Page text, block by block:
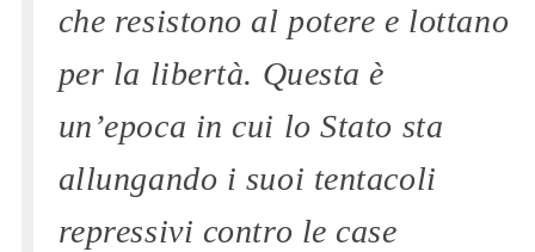
che resistono al potere e lottano
per la libertà. Questa è
un’epoca in cui lo Stato sta
allungando i suoi tentacoli
repressivi contro le case